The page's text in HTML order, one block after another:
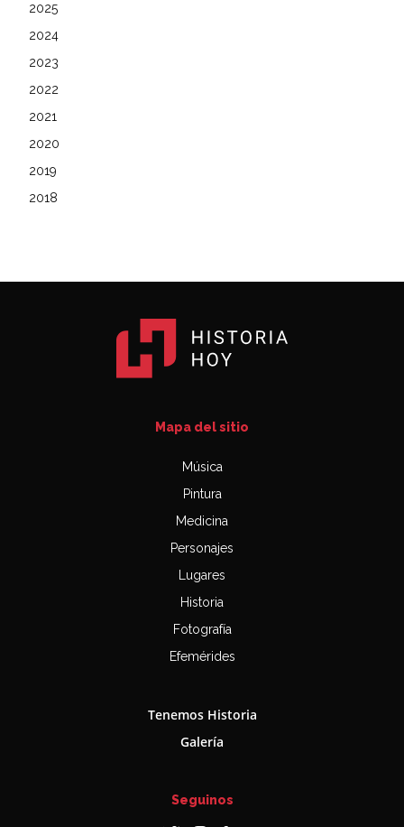
2025
2024
2023
2022
2021
2020
2019
2018
Mapa del sitio
Música
Pintura
Medicina
Personajes
Lugares
Historia
Fotografía
Efemérides
Tenemos Historia
Galería
Seguinos